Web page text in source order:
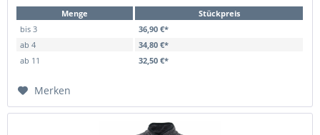
Menge
Stückpreis
bis 3
36,90 €*
ab 4
34,80 €*
ab 11 32,50 €*
Merken